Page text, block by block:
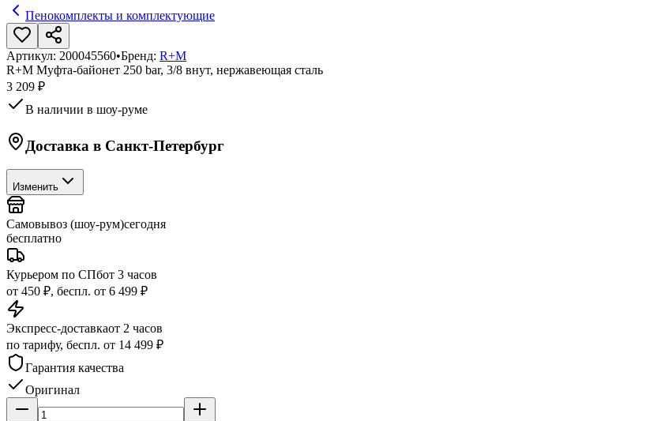
Пенокомплекты и комплектующие
Артикул: 200045560•Бренд: R+M
R+M Муфта-байонет 250 bar, 3/8 внут, нержавеющая сталь
3 209 ₽
В наличии в шоу-руме
Доставка в Санкт-Петербург
Изменить
Самовывоз (шоу-рум)сегодня
бесплатно
Курьером по СПбот 3 часов
от 450 ₽, беспл. от 6 499 ₽
Экспресс-доставкаот 2 часов
по тарифу, беспл. от 14 499 ₽
Гарантия качества
Оригинал